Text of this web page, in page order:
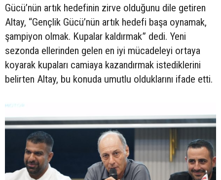
Gücü’nün artık hedefinin zirve olduğunu dile getiren
Altay, “Gençlik Gücü’nün artık hedefi başa oynamak,
şampiyon olmak. Kupalar kaldırmak” dedi. Yeni
sezonda ellerinden gelen en iyi mücadeleyi ortaya
koyarak kupaları camiaya kazandırmak istediklerini
belirten Altay, bu konuda umutlu olduklarını ifade etti.